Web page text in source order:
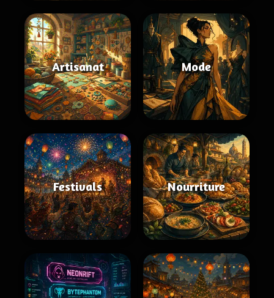
Artisanat Mode
Festivals Nourriture